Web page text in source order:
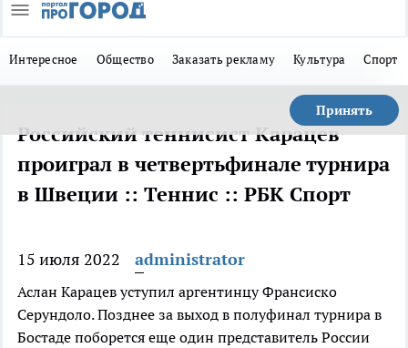
Интересное Общество Заказать рекламу Культура Спорт
Принять
Российский теннисист Карацев
проиграл в четвертьфинале турнира
в Швеции :: Теннис :: РБК Спорт
15 июля 2022 administrator
Аслан Карацев уступил аргентинцу Франсиско
Серундоло. Позднее за выход в полуфинал турнира в
Бостаде поборется еще один представитель России